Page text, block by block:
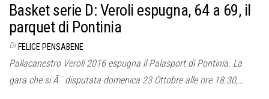
Basket serie D: Veroli espugna, 64 a 69, il
parquet di Pontinia
Di FELICE PENSABENE
Pallacanestro Veroli 2016 espugna il Palasport di Pontinia. La
gara che si Ã¨ disputata domenica 23 Ottobre alle ore 18.30,…